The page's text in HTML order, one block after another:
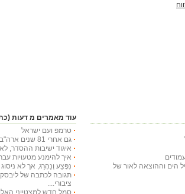
הים וההוצאה לאור של
עוד מאמרים מ דעות
טרמפ ועם ישראל
גם אחרי 81 שנים ארה"ב זוכרת את גיבוריה
איגוד ישיבות ההסדר,
איך להימנע מטעויות
נִפָּצַע וְנֵהָרֵג, אך לא ניסוג
ציבורי....